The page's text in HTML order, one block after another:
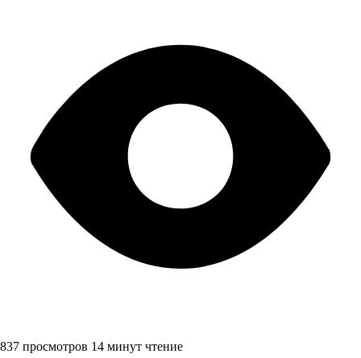
837 просмотров 14 минут чтение